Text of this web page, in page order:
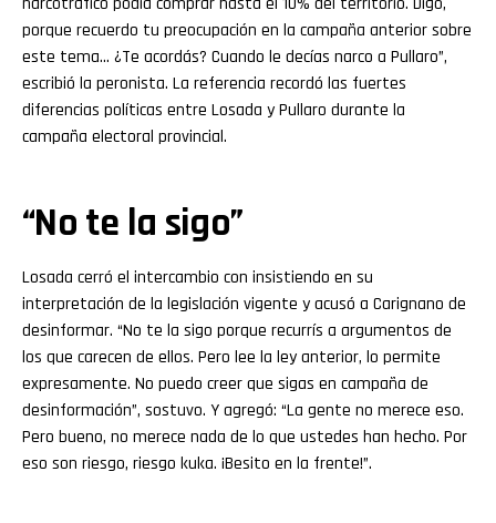
porque recuerdo tu preocupación en la campaña anterior sobre
este tema… ¿Te acordás? Cuando le decías narco a Pullaro”,
escribió la peronista. La referencia recordó las fuertes
diferencias políticas entre Losada y Pullaro durante la
campaña electoral provincial.
“No te la sigo”
Losada cerró el intercambio con insistiendo en su
interpretación de la legislación vigente y acusó a Carignano de
desinformar. “No te la sigo porque recurrís a argumentos de
los que carecen de ellos. Pero lee la ley anterior, lo permite
expresamente. No puedo creer que sigas en campaña de
desinformación”, sostuvo. Y agregó: “La gente no merece eso.
Pero bueno, no merece nada de lo que ustedes han hecho. Por
eso son riesgo, riesgo kuka. ¡Besito en la frente!”.